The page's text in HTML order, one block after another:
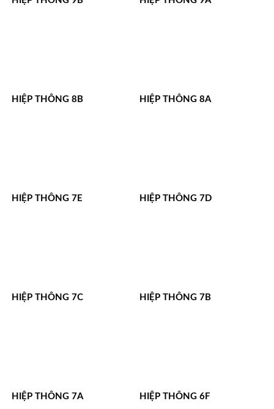
HIỆP THÔNG 8B HIỆP THÔNG 8A
HIỆP THÔNG 7E HIỆP THÔNG 7D
HIỆP THÔNG 7C HIỆP THÔNG 7B
HIỆP THÔNG 7A HIỆP THÔNG 6F